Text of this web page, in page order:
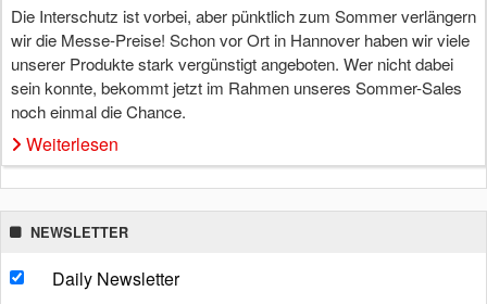
Die Interschutz ist vorbei, aber pünktlich zum Sommer verlängern
wir die Messe-Preise! Schon vor Ort in Hannover haben wir viele
unserer Produkte stark vergünstigt angeboten. Wer nicht dabei
sein konnte, bekommt jetzt im Rahmen unseres Sommer-Sales
noch einmal die Chance.
Weiterlesen
NEWSLETTER
Daily Newsletter